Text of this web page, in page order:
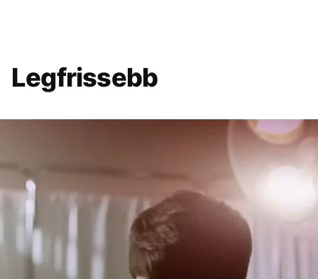
Legfrissebb